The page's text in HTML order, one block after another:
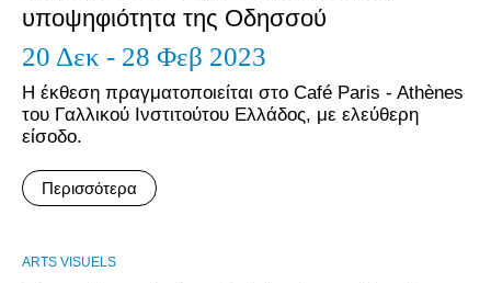
υποψηφιότητα της Οδησσού
20 Δεκ - 28 Φεβ 2023
Η έκθεση πραγματοποιείται στο Café Paris - Athènes
του Γαλλικού Ινστιτούτου Ελλάδος, με ελεύθερη
είσοδο.
Περισσότερα
ARTS VISUELS